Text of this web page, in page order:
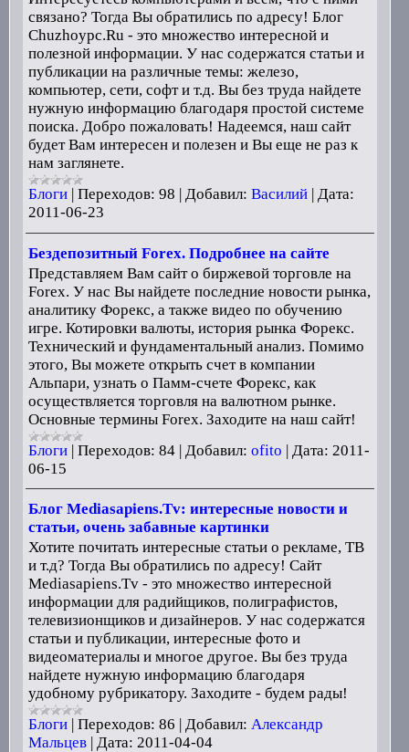
связано? Тогда Вы обратились по адресу! Блог
Chuzhoypc.Ru - это множество интересной и
полезной информации. У нас содержатся статьи и
публикации на различные темы: железо,
компьютер, сети, софт и т.д. Вы без труда найдете
нужную информацию благодаря простой системе
поиска. Добро пожаловать! Надеемся, наш сайт
будет Вам интересен и полезен и Вы еще не раз к
нам заглянете.
Блоги| Переходов: 98 Добавил: Василий Дата:
2011-06-23
Бездепозитный Forex. Подробнее на сайте
Представляем Вам сайт о биржевой торговле на
Forex. У нас Вы найдете последние новости рынка,
аналитику Форекс, а также видео по обучению
игре. Котировки валюты, история рынка Форекс.
Технический и фундаментальный анализ. Помимо
этого, Вы можете открыть счет в компании
Альпари, узнать о Памм-счете Форекс, как
осуществляется торговля на валютном рынке.
Основные термины Forex. Заходите на наш сайт!
Блоги| Переходов: 84 | Добавил: ofito | Дата: 2011-
06-15
Блог Mediasapiens.Tv: интересные новости и
статьи, очень забавные картинки
Хотите почитать интересные статьи о рекламе, ТВ
и т.д? Тогда Вы обратились по адресу! Сайт
Mediasapiens.Tv - это множество интересной
информации для радийщиков, полиграфистов,
телевизионщиков и дизайнеров. У нас содержатся
статьи и публикации, интересные фото и
видеоматериалы и многое другое. Вы без труда
найдете нужную информацию благодаря
удобному рубрикатору. Заходите - будем рады!
Блоги| Переходов: 86 | Добавил: Александр
Мальцев | Дата: 2011-04-04